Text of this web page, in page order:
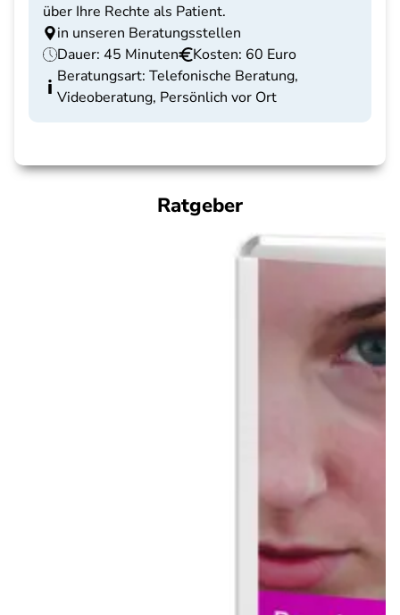
über Ihre Rechte als Patient.
in unseren Beratungsstellen
Dauer: 45 Minuten
Kosten: 60 Euro
Beratungsart: Telefonische Beratung,
Videoberatung, Persönlich vor Ort
Ratgeber